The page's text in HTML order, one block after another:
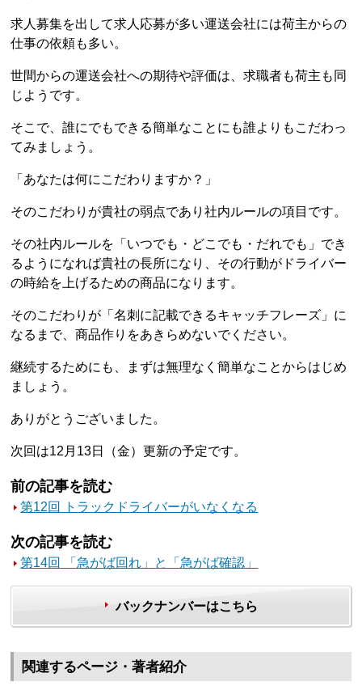
求人募集を出して求人応募が多い運送会社には荷主からの
仕事の依頼も多い。
世間からの運送会社への期待や評価は、求職者も荷主も同
じようです。
そこで、誰にでもできる簡単なことにも誰よりもこだわっ
てみましょう。
「あなたは何にこだわりますか？」
そのこだわりが貴社の弱点であり社内ルールの項目です。
その社内ルールを「いつでも・どこでも・だれでも」でき
るようになれば貴社の長所になり、その行動がドライバー
の時給を上げるための商品になります。
そのこだわりが「名刺に記載できるキャッチフレーズ」に
なるまで、商品作りをあきらめないでください。
継続するためにも、まずは無理なく簡単なことからはじめ
ましょう。
ありがとうございました。
次回は12月13日（金）更新の予定です。
前の記事を読む
第12回 トラックドライバーがいなくなる
次の記事を読む
第14回 「急がば回れ」と「急がば確認」
バックナンバーはこちら
関連するページ・著者紹介